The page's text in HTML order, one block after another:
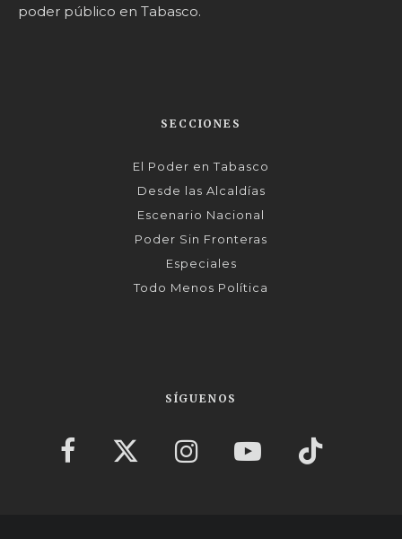
poder público en Tabasco.
SECCIONES
El Poder en Tabasco
Desde las Alcaldías
Escenario Nacional
Poder Sin Fronteras
Especiales
Todo Menos Política
SÍGUENOS